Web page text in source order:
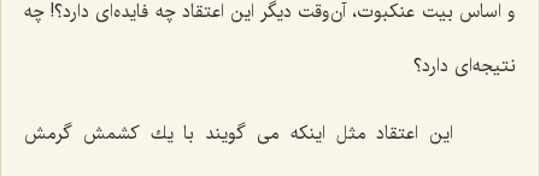
و اساس بیت عنكبوت، آن‌وقت دیگر این اعتقاد چه فایده‌ای دارد؟! چه
نتیجه‌ای دارد؟
این اعتقاد مثل اینكه می گویند با یك كشمش گرمش